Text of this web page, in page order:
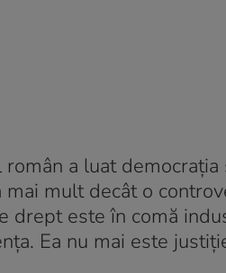
român a luat
mult decât o
drept este în comă
Ea nu mai este